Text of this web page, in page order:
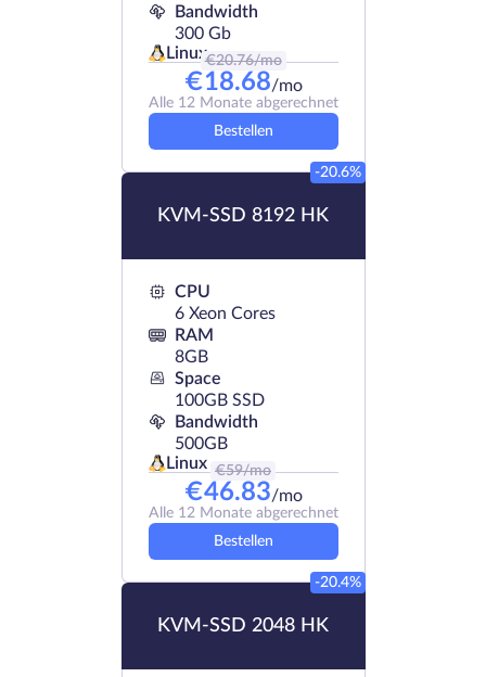
Bandwidth
300 Gb
Linux€20.76/mo
€18.68/mo
Alle 12 Monate abgerechnet
Bestellen
KVM-SSD 8192 HK
-20.6%
CPU
6 Xeon Cores
RAM
8GB
Space
100GB SSD
Bandwidth
500GB
Linux €59/mo
€46.83/mo
Alle 12 Monate abgerechnet
Bestellen
KVM-SSD 2048 HK
-20.4%